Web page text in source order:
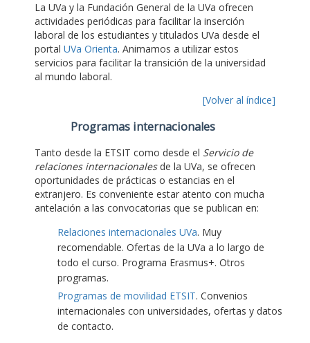
La UVa y la Fundación General de la UVa ofrecen
actividades periódicas para facilitar la inserción
laboral de los estudiantes y titulados UVa desde el
portal UVa Orienta. Animamos a utilizar estos
servicios para facilitar la transición de la universidad
al mundo laboral.
[Volver al índice]
Programas internacionales
Tanto desde la ETSIT como desde el Servicio de
relaciones internacionalesde la UVa, se ofrecen
oportunidades de prácticas o estancias en el
extranjero. Es conveniente estar atento con mucha
antelación a las convocatorias que se publican en:
Relaciones internacionales UVa. Muy
recomendable. Ofertas de la UVa a lo largo de
todo el curso. Programa Erasmus+. Otros
programas.
Programas de movilidad ETSIT. Convenios
internacionales con universidades, ofertas y datos
de contacto.